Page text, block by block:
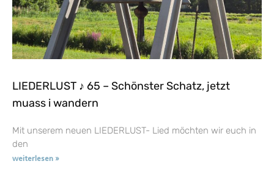
LIEDERLUST ♪ 65 – Schönster Schatz, jetzt
muass i wandern
Mit unserem neuen LIEDERLUST- Lied möchten wir euch in
den
weiterlesen »